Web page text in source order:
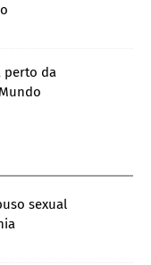
perto da
sexual